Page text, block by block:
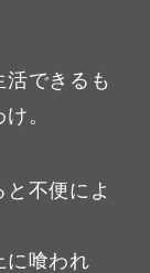
できるも
。
不便によ
に喰われ